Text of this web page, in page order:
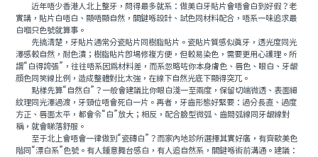
近年唔少香港人北上整牙，問得最多就系：做美白牙貼片會唔會白到好假？老
實講，貼片白唔白、顯唔顯自然，關鍵喺設計、試色同材料配合，唔系一味追求最
白嗰只色號就算事。
先搞清楚，牙貼片通常分瓷貼片同樹脂貼片。瓷貼片質感似真牙，透光度同光
澤感較自然，耐色漬；樹脂貼片即場修複方便，但較易染色，需要更用心護理。所
謂“白得誇張”，往往唔系因爲材料差，而系忽略咗你本身膚色、唇色、眼白、牙龈
顔色同笑線比例，造成整體對比太強，在線下自然光底下顯得突兀。
點樣先算“自然白”？一般會建議比你眼白淺一至兩度，保留切端微透、表面細
紋理同光澤過渡，牙頸位唔會死白一片。再者，牙齒形態好緊要：過分長直、過度
方正、唇面太平，都會令“白”放大；相反，配合臉型微弧、齒間弧線同牙龈線對
稱，就會睇落舒服。
至于北上會唔會一律做到“瓷磚白”？而家內地診所選擇其實好廣，有齊歐美色
階同“漂白系”色號。有人鍾意舞台感白，有人追自然系，關鍵喺術前溝通。建議：